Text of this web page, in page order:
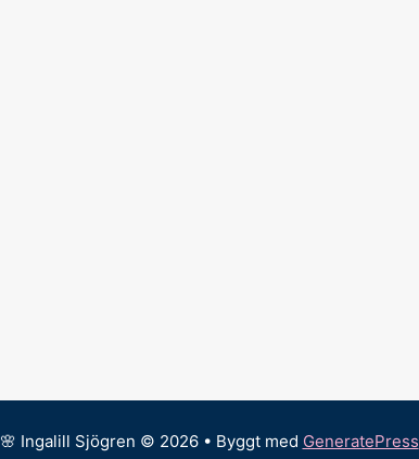
🌸 Ingalill Sjögren © 2026 • Byggt med GeneratePress